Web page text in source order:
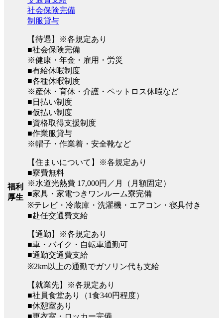
福利
厚生
社会保険完備
制服貸与
【待遇】※各規定あり
■社会保険完備
※健康・年金・雇用・労災
■有給休暇制度
■各種休暇制度
※産休・育休・介護・ペットロス休暇など
■日払い制度
■仮払い制度
■資格取得支援制度
■作業服貸与
※帽子・作業着・安全靴など
【住まいについて】※各規定あり
■寮費無料
※水道光熱費 17,000円／月（月額固定）
■家具・家電つきワンルーム寮完備
※テレビ・冷蔵庫・洗濯機・エアコン・寝具付き
■赴任交通費支給
【通勤】※各規定あり
■車・バイク・自転車通勤可
■通勤交通費支給
※2km以上の通勤でガソリン代も支給
【就業先】※各規定あり
■社員食堂あり（1食340円程度）
■休憩室あり
■更衣室・ロッカー完備